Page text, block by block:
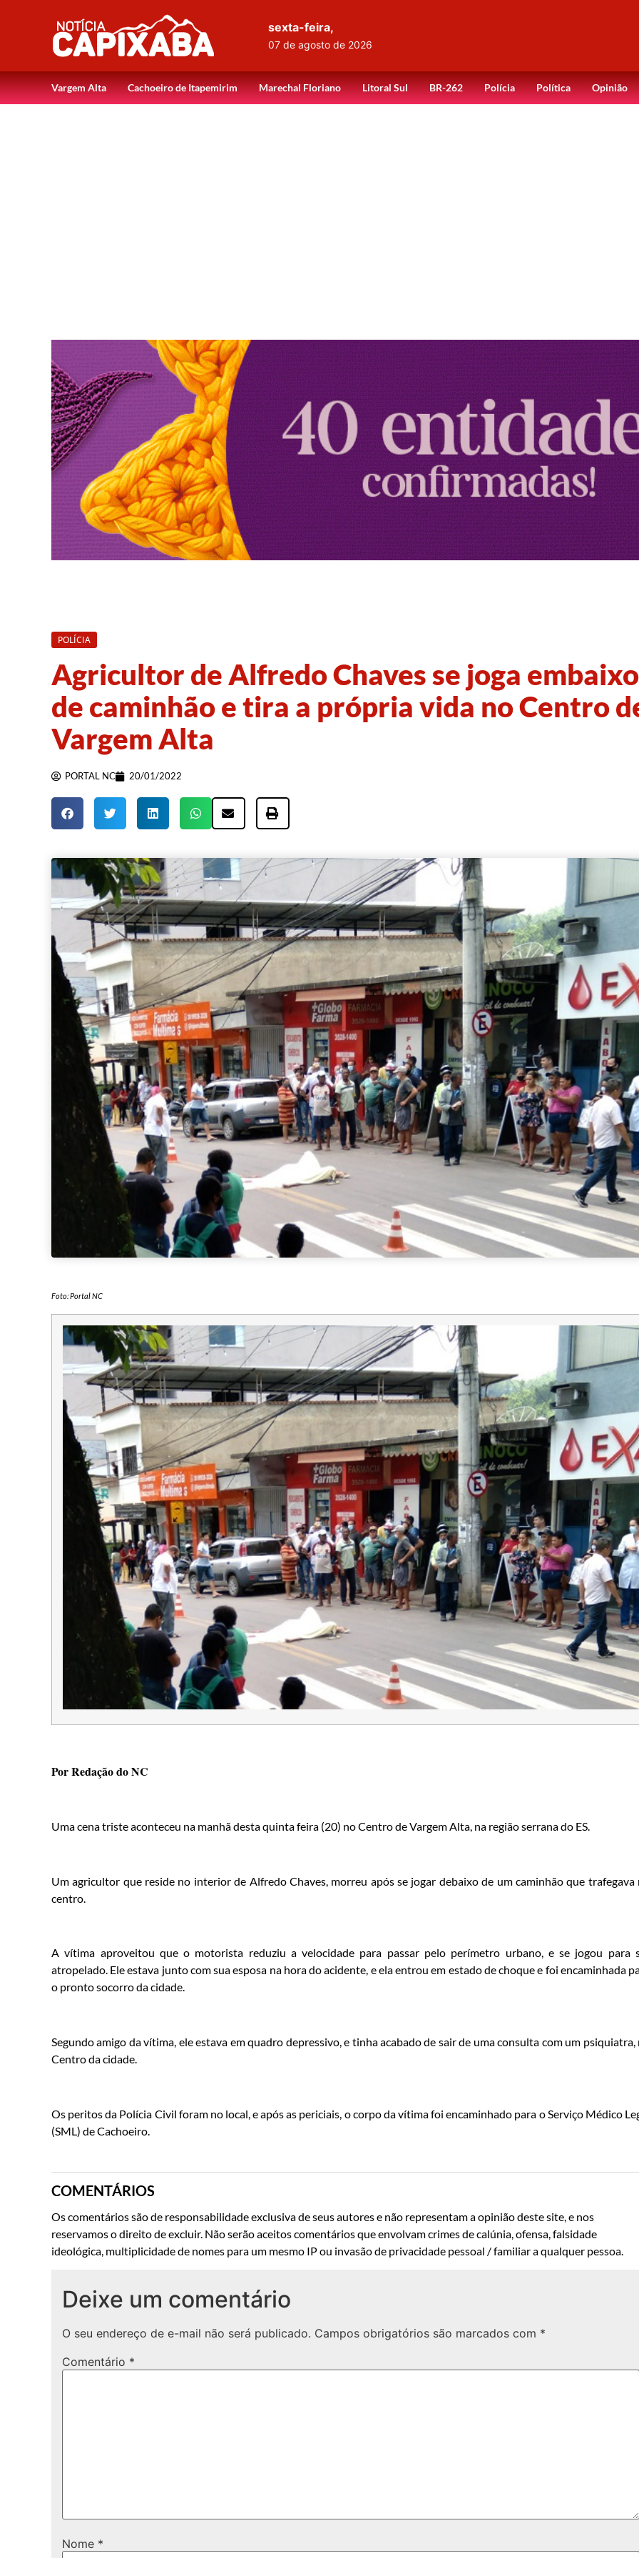
sexta-feira,
07 de agosto de 2026
Vargem Alta Cachoeiro de Itapemirim Marechal Floriano Litoral Sul BR-262 Polícia Política Opinião
POLÍCIA
Agricultor de Alfredo Chaves se joga embaixo
de caminhão e tira a própria vida no Centro
Vargem Alta
PORTAL NC 20/01/2022
Foto: Portal NC
Por Redação do NC
Uma cena triste aconteceu na manhã desta quinta feira (20) no Centro de Vargem Alta, na região serrana do ES.
Um agricultor que reside no interior de Alfredo Chaves, morreu após se jogar debaixo de um caminhão que trafegava
centro.
A vítima aproveitou que o motorista reduziu a velocidade para passar pelo perímetro urbano, e se jogou para
atropelado. Ele estava junto com sua esposa na hora do acidente, e ela entrou em estado de choque e foi encaminhada
o pronto socorro da cidade.
Segundo amigo da vítima, ele estava em quadro depressivo, e tinha acabado de sair de uma consulta com um psiquiatra,
Centro da cidade.
Os peritos da Polícia Civil foram no local, e após as periciais, o corpo da vítima foi encaminhado para o Serviço Médico
(SML) de Cachoeiro.
COMENTÁRIOS
Os comentários são de responsabilidade exclusiva de seus autores e não representam a opinião deste site, e nos
reservamos o direito de excluir. Não serão aceitos comentários que envolvam crimes de calúnia, ofensa, falsidade
ideológica, multiplicidade de nomes para um mesmo IP ou invasão de privacidade pessoal / familiar a qualquer pessoa.
Deixe um comentário
O seu endereço de e-mail não será publicado. Campos obrigatórios são marcados com *
Comentário *
Nome *